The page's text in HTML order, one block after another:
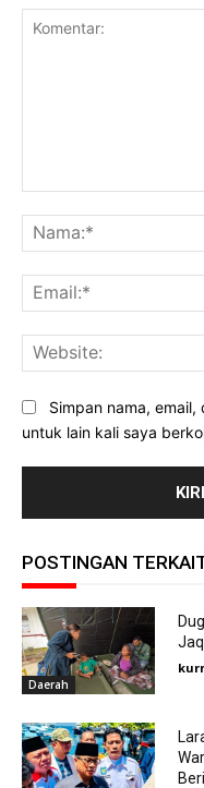
Simpan nama,
untuk lain kali saya
POSTINGAN
Daerah